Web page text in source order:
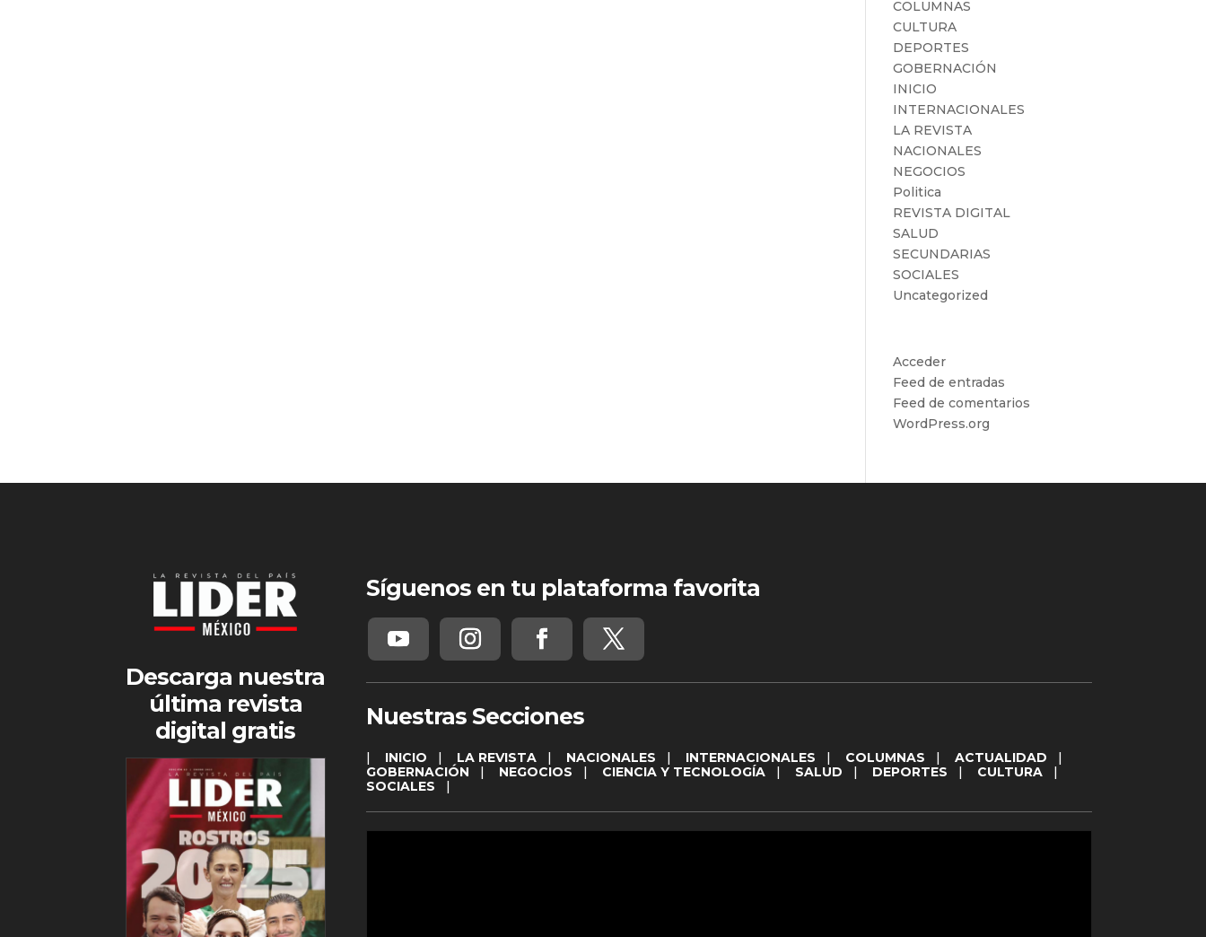
COLUMNAS
CULTURA
DEPORTES
GOBERNACIÓN
INICIO
INTERNACIONALES
LA REVISTA
NACIONALES
NEGOCIOS
Politica
REVISTA DIGITAL
SALUD
SECUNDARIAS
SOCIALES
Uncategorized
Acceder
Feed de entradas
Feed de comentarios
WordPress.org
Descarga nuestra
última revista
digital gratis
Síguenos en tu plataforma favorita
Nuestras Secciones
INICIO LA REVISTA| NACIONALES INTERNACIONALES COLUMNAS ACTUALIDAD
GOBERNACIÓN
NEGOCIOS CIENCIA Y TECNOLOGÍA| SALUD DEPORTES CULTURA|
SOCIALES